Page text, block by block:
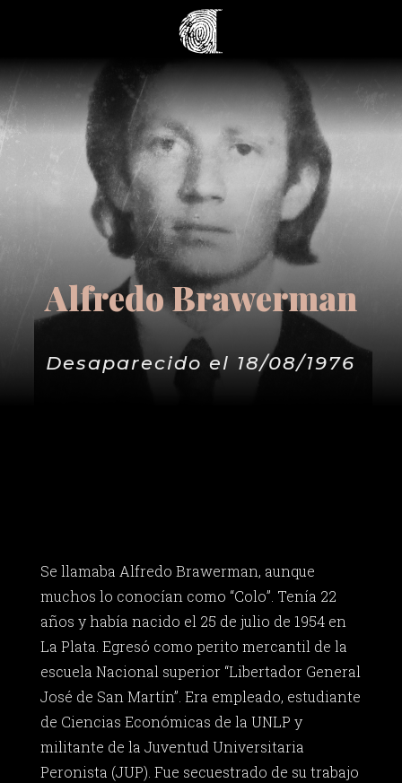
Alfredo Brawerman
Desaparecido el 18/08/1976
Se llamaba Alfredo Brawerman, aunque
muchos lo conocían como “Colo”. Tenía 22
años y había nacido el 25 de julio de 1954 en
La Plata. Egresó como perito mercantil de la
escuela Nacional superior “Libertador General
José de San Martín”. Era empleado, estudiante
de Ciencias Económicas de la UNLP y
militante de la Juventud Universitaria
Peronista (JUP). Fue secuestrado de su trabajo